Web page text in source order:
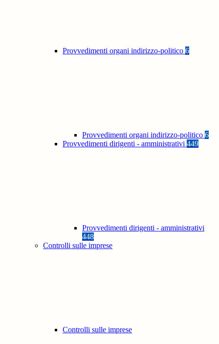
Provvedimenti organi indirizzo-politico 6
Provvedimenti organi indirizzo-politico 6
Provvedimenti dirigenti - amministrativi 449
Provvedimenti dirigenti - amministrativi
448
Controlli sulle imprese
Controlli sulle imprese